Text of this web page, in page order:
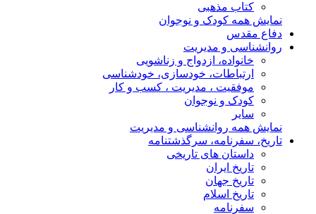
کتاب مذهبی
نمایش همه کودک و نوجوان
دفاع مقدس
روانشناسی و مدیریت
خانواده، ازدواج و زناشویی
ارتباطات، خودسازی، خودشناسی
موفقیت ، مدیریت ، کسب و کار
کودک و نوجوان
سایر
نمایش همه روانشناسی و مدیریت
تاریخ، سفرنامه، سرگذشتنامه
داستان های تاریخی
تاریخ ایران
تاریخ جهان
تاریخ اسلام
سفرنامه